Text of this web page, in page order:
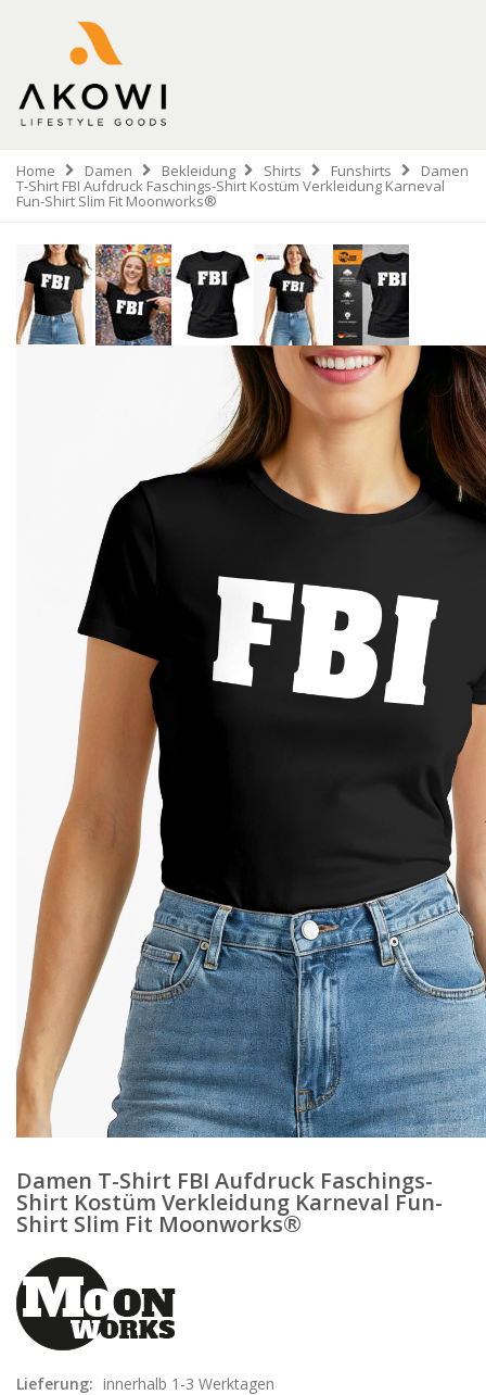
Home Damen Bekleidung Shirts Funshirts Damen
T-Shirt FBI Aufdruck Faschings-Shirt Kostüm Verkleidung Karneval
Fun-Shirt Slim Fit Moonworks®
Damen T-Shirt FBI Aufdruck Faschings-
Shirt Kostüm Verkleidung Karneval Fun-
Shirt Slim Fit Moonworks®
Lieferung: innerhalb 1-3 Werktagen